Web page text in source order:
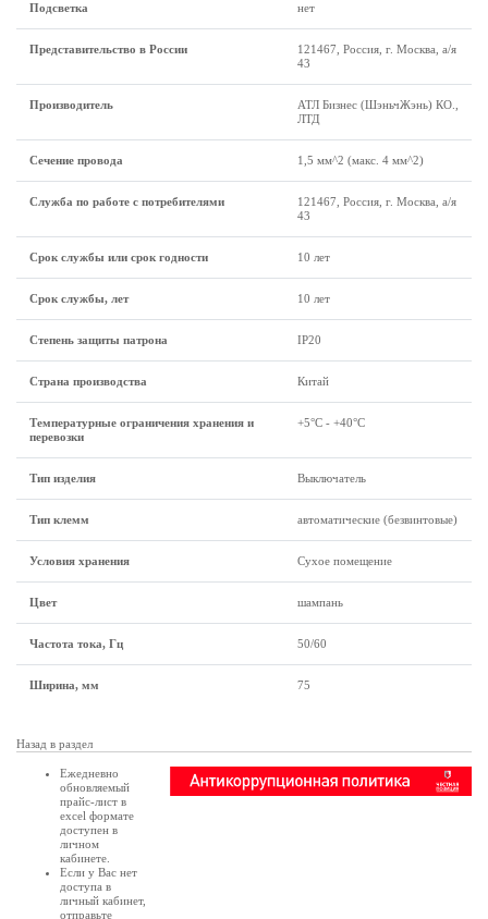
Подсветка нет
Представительство в России
121467, Россия, г. Москва, а/я
43
Производитель
АТЛ Бизнес (ШэньчЖэнь) КО.,
ЛТД
Сечение провода 1,5 мм^2 (макс. 4 мм^2)
Служба по работе с потребителями
121467, Россия, г. Москва, а/я
43
Срок службы или срок годности 10 лет
Срок службы, лет 10 лет
Степень защиты патрона IP20
Страна производства Китай
Температурные ограничения хранения и
перевозки
+5°C - +40°C
Тип изделия Выключатель
Тип клемм автоматические (безвинтовые)
Условия хранения Сухое помещение
Цвет шампань
Частота тока, Гц 50/60
Ширина, мм 75
Назад в раздел
Ежедневно
обновляемый
прайс-лист в
excel формате
доступен в
личном
кабинете
Если у Вас нет
доступа в
личный кабинет,
отправьте